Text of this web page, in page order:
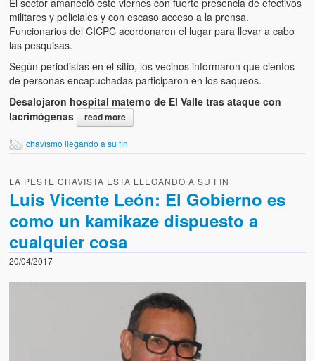
El sector amaneció este viernes con fuerte presencia de efectivos
militares y policiales y con escaso acceso a la prensa.
Funcionarios del CICPC acordonaron el lugar para llevar a cabo
las pesquisas.
Según periodistas en el sitio, los vecinos informaron que cientos
de personas encapuchadas participaron en los saqueos.
Desalojaron hospital materno de El Valle tras ataque con
lacrimógenas
read more
chavismo llegando a su fin
LA PESTE CHAVISTA ESTA LLEGANDO A SU FIN
Luis Vicente León: El Gobierno es
como un kamikaze dispuesto a
cualquier cosa
20/04/2017